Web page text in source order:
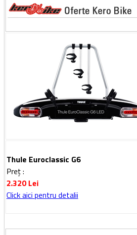
Thule Euroclassic G6
Preț :
2.320 Lei
Click aici pentru detalii